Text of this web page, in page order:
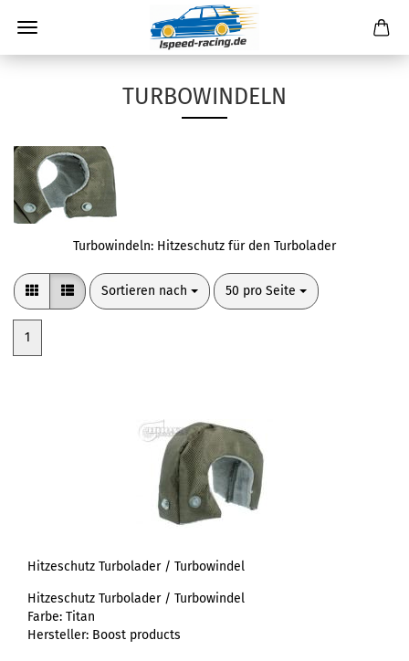
TURBOWINDELN
Turbowindeln: Hitzeschutz für den Turbolader
Sortieren nach
Sortieren nach 50 pro Seite
pro Seite
1
Hitzeschutz Turbolader / Turbowindel
Hitzeschutz Turbolader / Turbowindel
Farbe: Titan
Hersteller: Boost products